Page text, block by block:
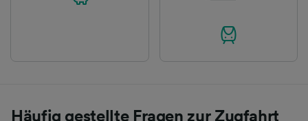
Häufig gestellte Fragen zur Zugfahrt